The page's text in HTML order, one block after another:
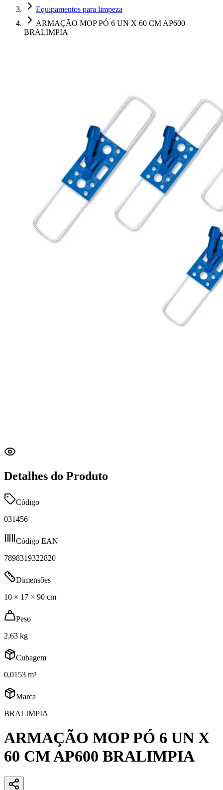
Equipamentos para limpeza
ARMAÇÃO MOP PÓ 6 UN X 60 CM AP600
BRALIMPIA
Detalhes do Produto
Código
031456
Código EAN
7898319322820
Dimensões
10 × 17 × 90 cm
Peso
2,63 kg
Cubagem
0,0153 m³
Marca
BRALIMPIA
ARMAÇÃO MOP PÓ 6 UN X
60 CM AP600 BRALIMPIA